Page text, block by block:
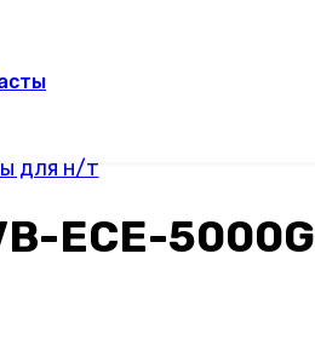
для н/т
ECE-5000G